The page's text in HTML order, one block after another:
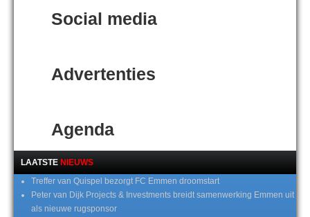
Social media
Advertenties
Agenda
LAATSTE NIEUWS
Treffer van Quispel bezorgt FC Emmen droomstart
Peter van Dijk Projects & Investments breidt samenwerking Emmen uit
als nieuwe rugsponsor